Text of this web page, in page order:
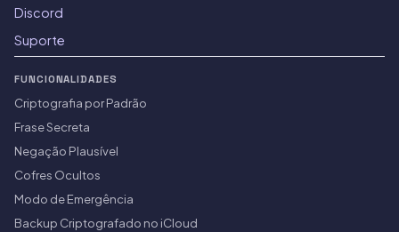
Discord
Suporte
FUNCIONALIDADES
Criptografia por Padrão
Frase Secreta
Negação Plausível
Cofres Ocultos
Modo de Emergência
Backup Criptografado no iCloud